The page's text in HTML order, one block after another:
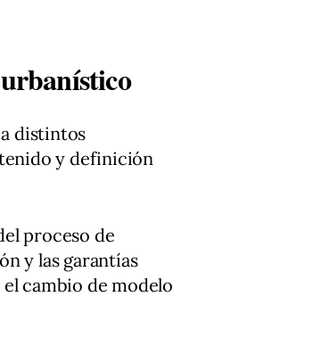
distintos
y definición
proceso de
y las garantías
cambio de modelo